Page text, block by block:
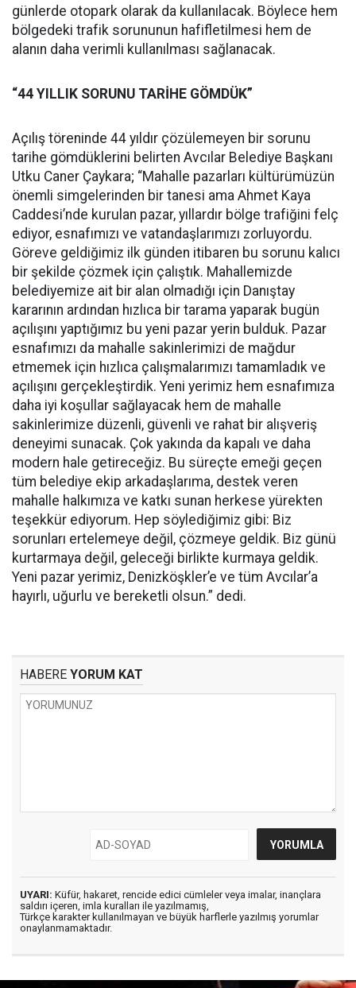
günlerde otopark olarak da kullanılacak. Böylece hem
bölgedeki trafik sorununun hafifletilmesi hem de
alanın daha verimli kullanılması sağlanacak.
“44 YILLIK SORUNU TARİHE GÖMDÜK”
Açılış töreninde 44 yıldır çözülemeyen bir sorunu
tarihe gömdüklerini belirten Avcılar Belediye Başkanı
Utku Caner Çaykara; “Mahalle pazarları kültürümüzün
önemli simgelerinden bir tanesi ama Ahmet Kaya
Caddesi’nde kurulan pazar, yıllardır bölge trafiğini felç
ediyor, esnafımızı ve vatandaşlarımızı zorluyordu.
Göreve geldiğimiz ilk günden itibaren bu sorunu kalıcı
bir şekilde çözmek için çalıştık. Mahallemizde
belediyemize ait bir alan olmadığı için Danıştay
kararının ardından hızlıca bir tarama yaparak bugün
açılışını yaptığımız bu yeni pazar yerin bulduk. Pazar
esnafımızı da mahalle sakinlerimizi de mağdur
etmemek için hızlıca çalışmalarımızı tamamladık ve
açılışını gerçekleştirdik. Yeni yerimiz hem esnafımıza
daha iyi koşullar sağlayacak hem de mahalle
sakinlerimize düzenli, güvenli ve rahat bir alışveriş
deneyimi sunacak. Çok yakında da kapalı ve daha
modern hale getireceğiz. Bu süreçte emeği geçen
tüm belediye ekip arkadaşlarıma, destek veren
mahalle halkımıza ve katkı sunan herkese yürekten
teşekkür ediyorum. Hep söylediğimiz gibi: Biz
sorunları ertelemeye değil, çözmeye geldik. Biz günü
kurtarmaya değil, geleceği birlikte kurmaya geldik.
Yeni pazar yerimiz, Denizköşkler’e ve tüm Avcılar’a
hayırlı, uğurlu ve bereketli olsun.” dedi.
HABERE YORUM KAT
UYARI: Küfür, hakaret, rencide edici cümleler veya imalar, inançlara
saldırı içeren, imla kuralları ile yazılmamış,
Türkçe karakter kullanılmayan ve büyük harflerle yazılmış yorumlar
onaylanmamaktadır.